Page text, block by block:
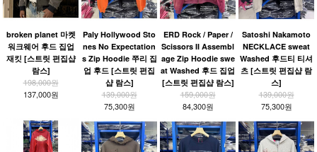
broken planet 마켓
워크웨어 후드 집업
재킷 [스트릿 편집샵
람스]
198,000원
137,000원
Paly Hollywood Sto
nes No Expectation
s Zip Hoodie 쭈리 집
업 후드 [스트릿 편집
샵 람스]
139,000원
75,300원
ERD Rock / Paper /
Scissors II Assembl
age Zip Hoodie swe
at Washed 후드 집업
[스트릿 편집샵 람스]
159,000원
84,300원
Satoshi Nakamoto
NECKLACE sweat
Washed 후드티 티셔
츠 [스트릿 편집샵 람
스]
139,000원
75,300원